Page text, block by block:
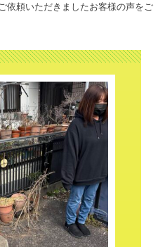
依頼いただきましたお客様の声をご